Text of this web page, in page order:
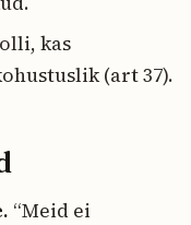
kas
(art 37).
“Meid ei